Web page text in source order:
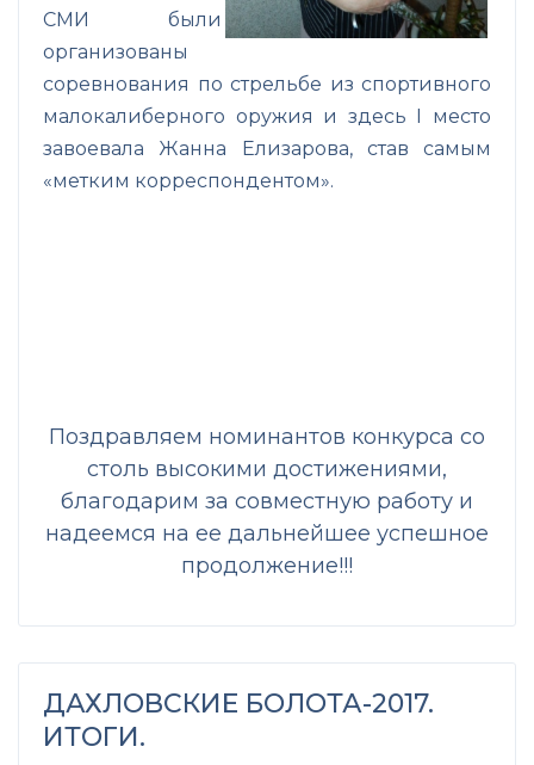
СМИ были
организованы
соревнования по стрельбе из спортивного
малокалиберного оружия и здесь I место
завоевала Жанна Елизарова, став самым
«метким корреспондентом».
Поздравляем номинантов конкурса со
столь высокими достижениями,
благодарим за совместную работу и
надеемся на ее дальнейшее успешное
продолжение!!!
ДАХЛОВСКИЕ БОЛОТА-2017.
ИТОГИ.